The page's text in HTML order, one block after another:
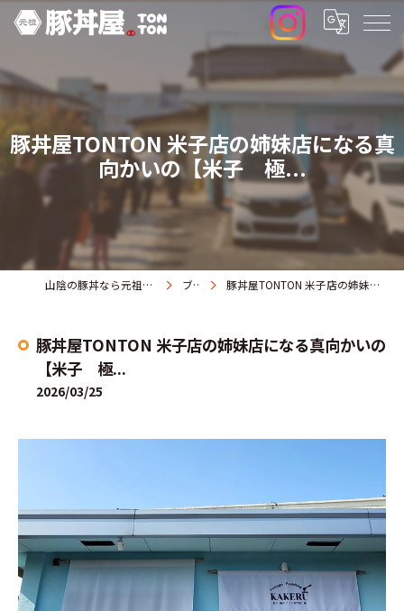
豚丼屋TONTON 米子店の姉妹店になる真
向かいの【米子 極...
山陰の豚丼なら元祖豚丼屋TONTON 米子店 ブログ 豚丼屋TONTON 米子店の姉妹店になる真向かいの【米子 極...
豚丼屋TONTON 米子店の姉妹店になる真向かいの
【米子 極...
2026/03/25